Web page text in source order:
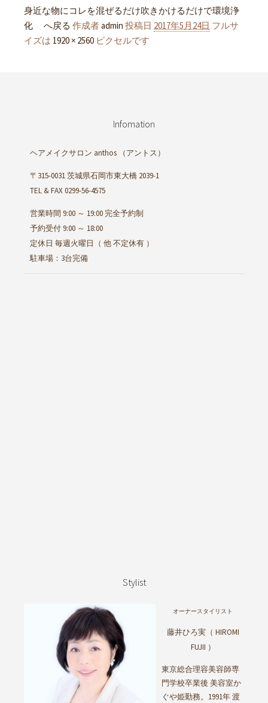
身近な物にコレを混ぜるだけ吹きかけるだけで環境浄
化 へ戻る 作成者admin 投稿日 2017年5月24日 フルサ
イズは 1920 × 2560 ピクセルです
Infomation
ヘアメイクサロン anthos （アントス）
〒315-0031 茨城県石岡市東大橋 2039-1
TEL & FAX 0299-56-4575
営業時間 9:00 ～ 19:00 完全予約制
予約受付 9:00 ～ 18:00
定休日 毎週火曜日（ 他 不定休有 ）
駐車場：3台完備
Stylist
オーナースタイリスト
藤井ひろ実（ HIROMI
FUJII ）
東京総合理容美容師専
門学校卒業後 美容室か
ぐや姫勤務。1991年 渡